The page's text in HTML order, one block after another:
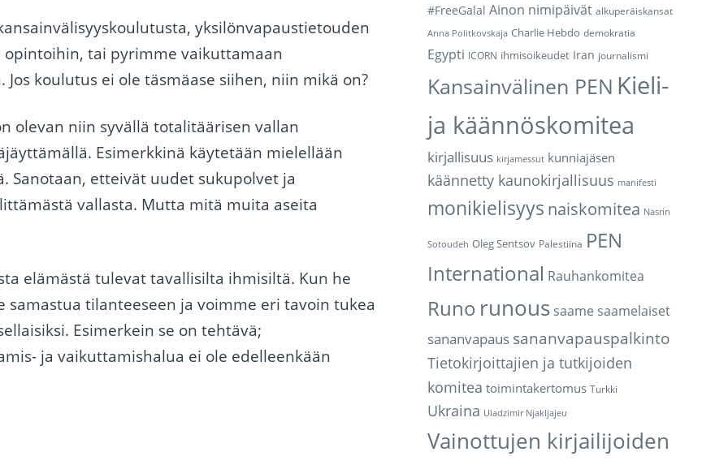
yksilönvapaustietouden
tai pyrimme vaikuttamaan
koulutus ei ole täsmäase siihen, niin mikä on?
olevan niin syvällä totalitäärisen vallan
Esimerkkinä käytetään mielellään
Sanotaan, etteivät uudet sukupolvet ja
vallasta. Mutta mitä muita aseita
elämästä tulevat tavallisilta ihmisiltä. Kun he
tilanteeseen ja voimme eri tavoin tukea
Esimerkein se on tehtävä;
ja vaikuttamishalua ei ole edelleenkään
#FreeGalal Ainon nimipäivät alkuperäiskansat
Anna Politkovskaja Charlie Hebdo demokratia
Egypti ICORN ihmisoikeudet Iran journalismi
Kansainvälinen PEN Kieli-
ja käännöskomitea
kirjallisuus kirjamessut kunniajäsen
käännetty kaunokirjallisuus manifesti
monikielisyys naiskomitea Nasrin
Sotoudeh Oleg Sentsov Palestiina PEN
International Rauhankomitea
Runo runous saame saamelaiset
sananvapaus sananvapauspalkinto
Tietokirjoittajien ja tutkijoiden
komitea toimintakertomus Turkki
Ukraina Uladzimir Njakljajeu
Vainottujen kirjailijoiden